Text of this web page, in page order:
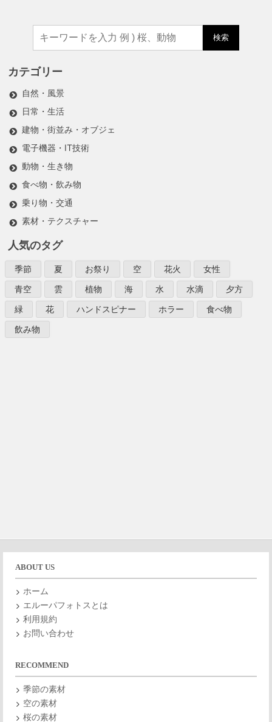
検索
カテゴリー
自然・風景
日常・生活
建物・街並み・オブジェ
電子機器・IT技術
動物・生き物
食べ物・飲み物
乗り物・交通
素材・テクスチャー
人気のタグ
季節 夏 お祭り 空 花火
女性
青空
雲 植物 海 水 水滴
夕方
緑
花 ハンドスピナー ホラー
食べ物
飲み物
ABOUT US
ホーム
エルーパフォトスとは
利用規約
お問い合わせ
RECOMMEND
季節の素材
空の素材
桜の素材